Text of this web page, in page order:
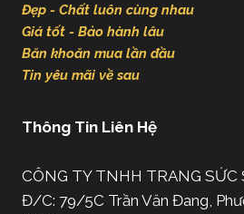
Đẹp - Chất luôn cùng nhau
Giá tốt - Bảo hành lâu
Băn khoăn mua lần đầu
Tin yêu mãi về sau
Thông Tin Liên Hệ
CÔNG TY TNHH TRANG SỨC
Đ/C: 79/5C Trần Văn Đang,